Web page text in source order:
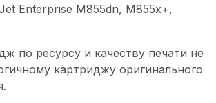
Enterprise M855dn, M855x+,
по ресурсу и качеству печати не
картриджу оригинального